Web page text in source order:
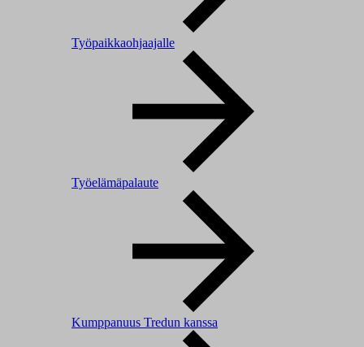
Työpaikkaohjaajalle
Työelämäpalaute
Kumppanuus Tredun kanssa